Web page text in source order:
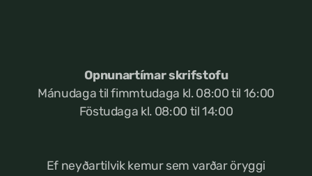
Opnunartímar skrifstofu
Mánudaga til fimmtudaga kl. 08:00 til 16:00
Föstudaga kl. 08:00 til 14:00
Ef neyðartilvik kemur sem varðar öryggi